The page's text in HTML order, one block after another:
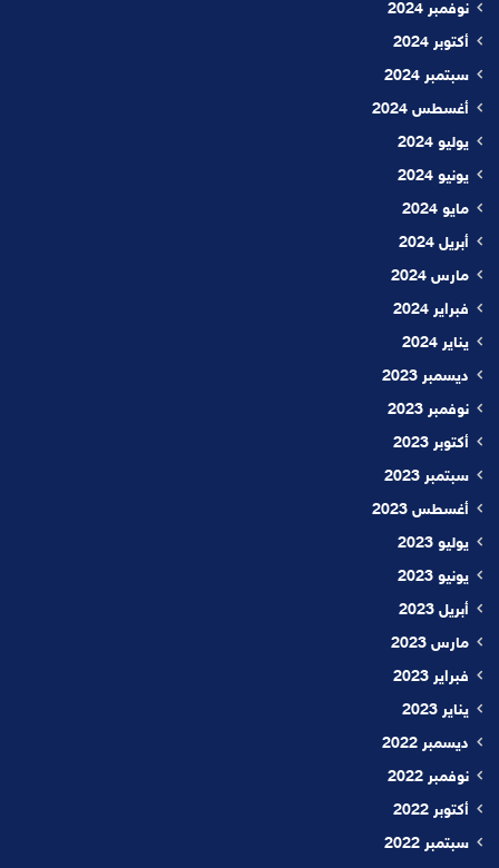
نوفمبر 2024
أكتوبر 2024
سبتمبر 2024
أغسطس 2024
يوليو 2024
يونيو 2024
مايو 2024
أبريل 2024
مارس 2024
فبراير 2024
يناير 2024
ديسمبر 2023
نوفمبر 2023
أكتوبر 2023
سبتمبر 2023
أغسطس 2023
يوليو 2023
يونيو 2023
أبريل 2023
مارس 2023
فبراير 2023
يناير 2023
ديسمبر 2022
نوفمبر 2022
أكتوبر 2022
سبتمبر 2022